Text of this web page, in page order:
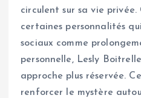
circulent sur sa vie
certaines personnalités
sociaux comme
personnelle, Lesly
approche plus réservée.
renforcer le mystère